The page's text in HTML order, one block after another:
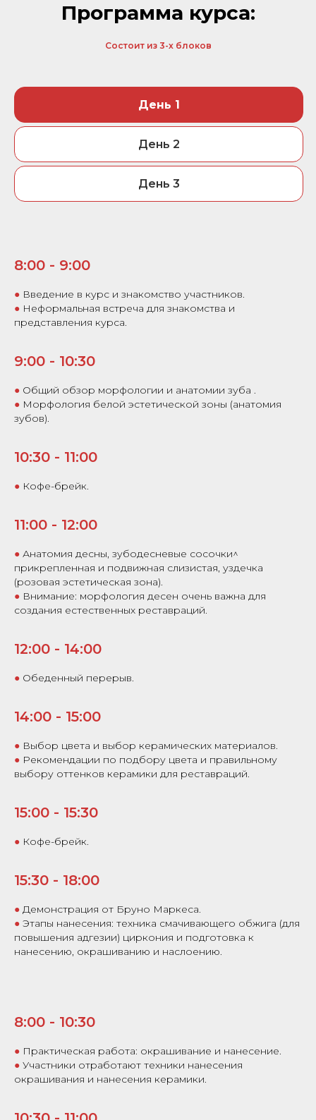
Программа курса:
Состоит из 3-х блоков
День 1
День 2
День 3
8:00 - 9:00
● Введение в курс и знакомство участников.
● Неформальная встреча для знакомства и
представления курса.
9:00 - 10:30
● Общий обзор морфологии и анатомии зуба .
● Морфология белой эстетической зоны (анатомия
зубов).
10:30 - 11:00
● Кофе-брейк.
11:00 - 12:00
● Анатомия десны, зубодесневые сосочки^
прикрепленная и подвижная слизистая, уздечка
(розовая эстетическая зона).
● Внимание: морфология десен очень важна для
создания естественных реставраций.
12:00 - 14:00
● Обеденный перерыв.
14:00 - 15:00
● Выбор цвета и выбор керамических материалов.
● Рекомендации по подбору цвета и правильному
выбору оттенков керамики для реставраций.
15:00 - 15:30
● Кофе-брейк.
15:30 - 18:00
● Демонстрация от Бруно Маркеса.
● Этапы нанесения: техника смачивающего обжига (для
повышения адгезии) циркония и подготовка к
нанесению, окрашиванию и наслоению.
8:00 - 10:30
● Практическая работа: окрашивание и нанесение.
● Участники отработают техники нанесения
окрашивания и нанесения керамики.